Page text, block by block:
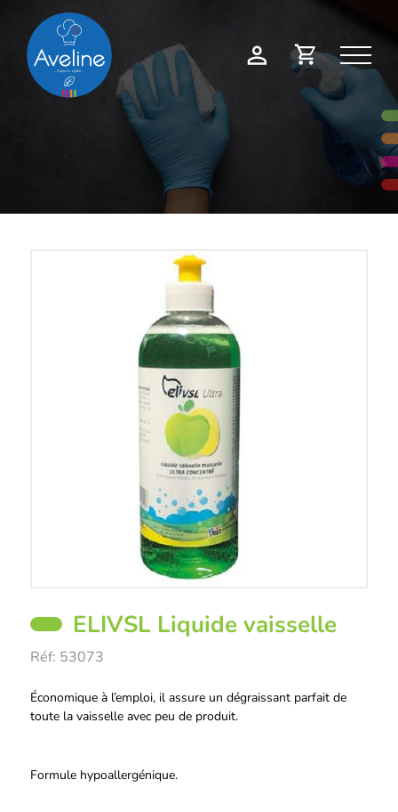
Mon
compte
Demande
de
devis
ELIVSL Liquide vaisselle
Réf: 53073
Description
Économique à l’emploi, il assure un dégraissant parfait de
toute la vaisselle avec peu de produit.
Formule hypoallergénique.